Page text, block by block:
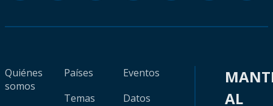
Quiénes
somos
Países
Temas
Eventos
Datos
AL